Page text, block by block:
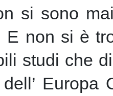
si sono
E non si è
studi che